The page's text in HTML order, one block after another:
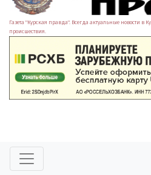
Газета "Курская правда". Всегда актуальные новости в
происшествия.